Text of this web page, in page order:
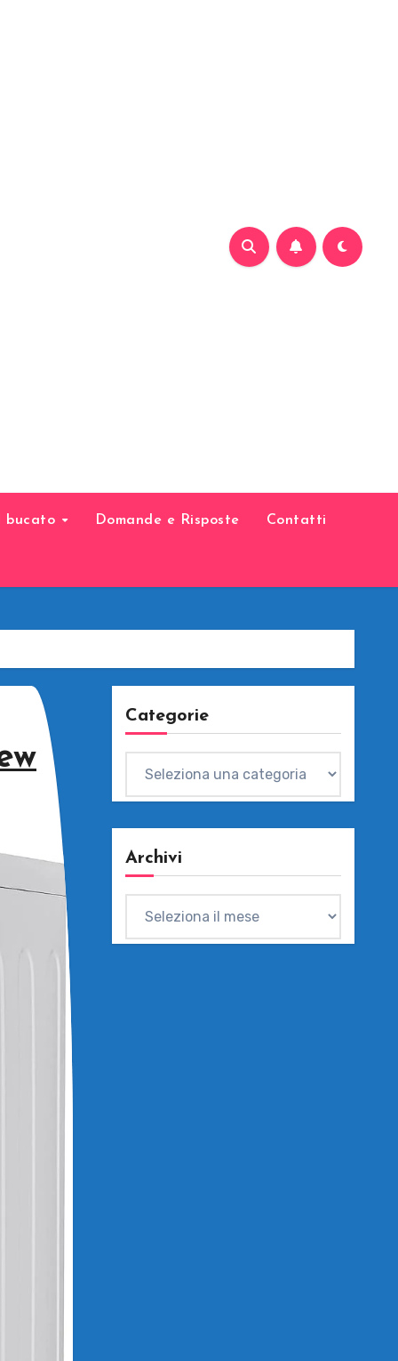
bucato Domande e Risposte Contatti
Categorie
Archivi